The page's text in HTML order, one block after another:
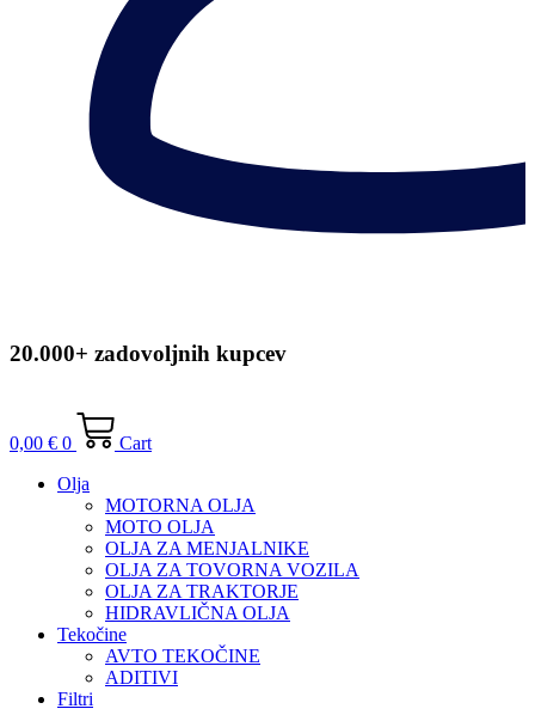
20.000+ zadovoljnih kupcev
0,00 € 0
Cart
Olja
MOTORNA OLJA
MOTO OLJA
OLJA ZA MENJALNIKE
OLJA ZA TOVORNA VOZILA
OLJA ZA TRAKTORJE
HIDRAVLIČNA OLJA
Tekočine
AVTO TEKOČINE
ADITIVI
Filtri